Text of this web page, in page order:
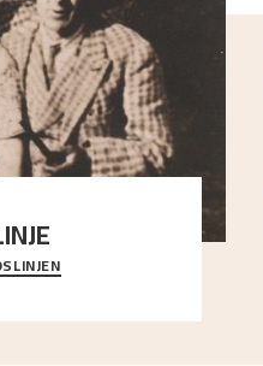
liv, kunstnerskap og
presentasjon.